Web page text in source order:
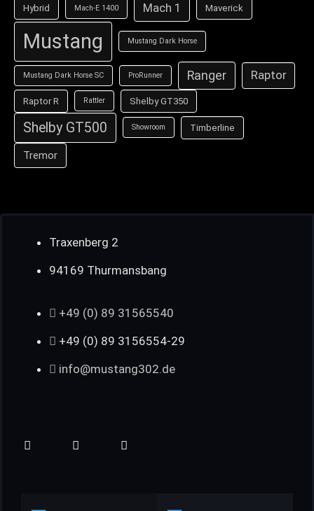
Hybrid Mach-E 1400 Mach 1 Maverick
Mustang Mustang Dark Horse
Mustang Dark Horse SC ProRunner Ranger Raptor
Raptor R Rattler Shelby GT350
Shelby GT500 Showroom Timberline
Tremor
Traxenberg 2
94169 Thurmansbang
+49 (0) 89 31565540
+49 (0) 89 3156554-29
info@mustang302.de